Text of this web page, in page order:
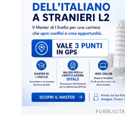
PUBBLICITÀ